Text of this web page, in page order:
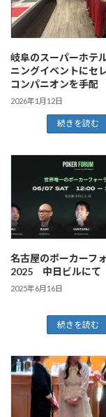
岐阜のスーパーホテ
ニングイベントにセ
コンパニオンを手配
2026年1月12日
続きを読む
名古屋のポーカーフ
2025 中日ビルにて
2025年6月16日
続きを読む